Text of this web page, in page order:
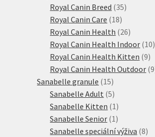
produktů
Royal Canin Breed 3535
Royal Canin Care 1818
produktů
Royal Canin Health 2626
produktů
Royal Canin Health Indoor 1010
Royal Canin Health Kitten 99
Royal Canin Health Outdoor 9
Sanabelle granule 1515
produktů
Sanabelle Adult 55
produktů
Sanabelle Kitten 1 1
produkt
Sanabelle Senior 1 1
produkt
Sanabelle speciální výživa 88